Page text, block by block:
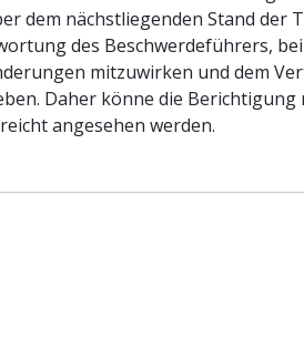
dem nächstliegenden Stand der
des Beschwerdeführers,
mitzuwirken und dem
Daher könne die Berichtigung
angesehen werden.